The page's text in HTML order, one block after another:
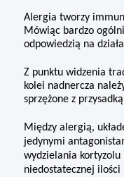
Alergia tworzy
Mówiąc bardzo
odpowiedzią na
Z punktu widzenia
kolei nadnercza
sprzężone z
Między alergią,
jedynymi
wydzielania kortyzolu
niedostatecznej ilo­ści